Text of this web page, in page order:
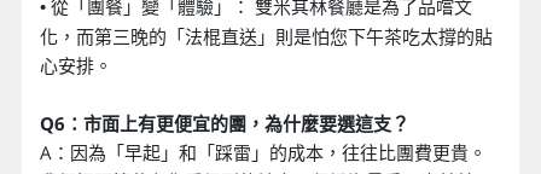
• 從「團餐」變「體驗」： 雙米其林餐廳是為了品嚐文
化，而第三晚的「法棍直送」則是怕您下午茶吃太撐的貼
心安排。
Q6：市面上有更便宜的團，為什麼要選這支？
A：因為「早起」和「踩雷」的成本，往往比團費更貴。